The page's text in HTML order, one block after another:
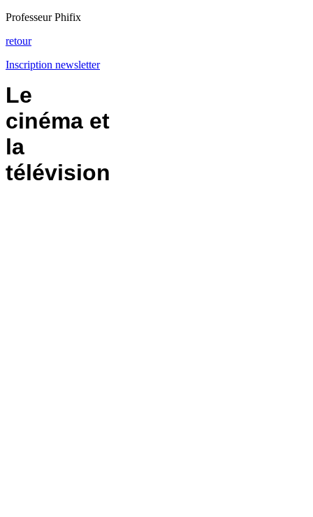
Professeur Phifix
retour
Inscription newsletter
Le
cinéma et
la
télévision